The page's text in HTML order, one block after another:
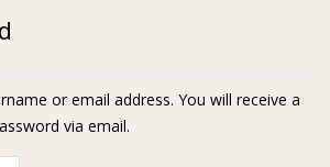
or email address. You will receive a
via email.